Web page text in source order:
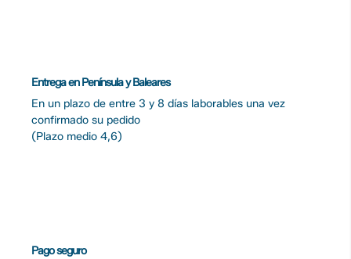
Entrega en Península y Baleares
En un plazo de entre 3 y 8 días laborables una vez
confirmado su pedido
(Plazo medio 4,6)
Pago seguro